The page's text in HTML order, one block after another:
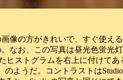
画像の方がきれいで、すぐ使え
。なお、この写真は昼光色蛍光
たヒストグラムを右上に付けて
のようだ。コントラストは